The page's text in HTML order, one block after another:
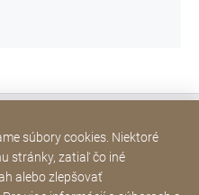
súbory cookies. Niektoré
stránky, zatiaľ čo iné
alebo zlepšovať